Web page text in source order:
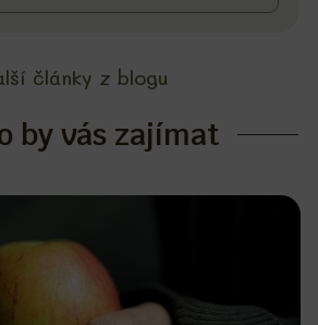
články z blogu
by vás zajímat